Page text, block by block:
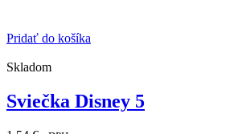
Pridať do košíka
Skladom
Sviečka Disney 5